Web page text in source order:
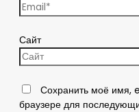
Сайт
Сохранить моё имя,
браузере для